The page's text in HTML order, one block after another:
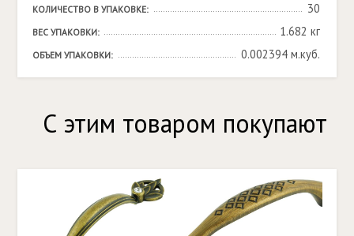
КОЛИЧЕСТВО В УПАКОВКЕ: 30
ВЕС УПАКОВКИ: 1.682 кг
ОБЪЕМ УПАКОВКИ: 0.002394 м.куб.
С этим товаром покупают